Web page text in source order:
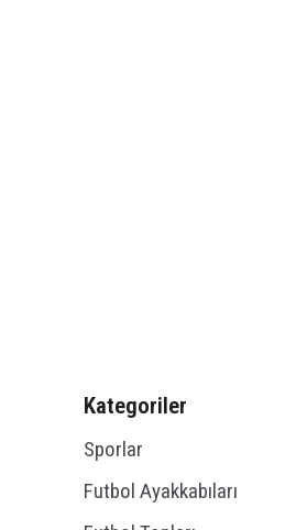
Kategoriler
Sporlar
Futbol Ayakkabıları